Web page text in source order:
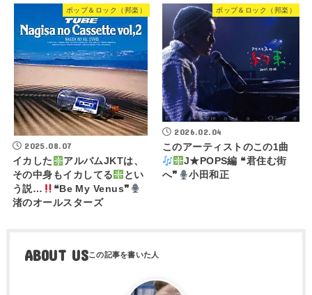
ポップ＆ロック（邦楽）
2025.08.07
イカした
アルバムJKTは、
その中身もイカしてる
とい
う説…
❝Be My Venus❞
渚のオールスターズ
ポップ＆ロック（邦楽）
2026.02.04
このアーティストのこの1曲
J★POPS編 ❝君住む街
へ❞
小田和正
ABOUT US